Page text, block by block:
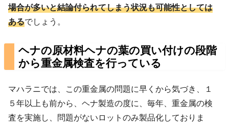
場合が多いと結論付られてしまう状況も可能性としては
あるでしょう。
ヘナの原材料ヘナの葉の買い付けの段階
から重金属検査を行っている
マハラニでは、この重金属の問題に早くから気づき、１
５年以上も前から、ヘナ製造の度に、毎年、重金属の検
査を実施し、問題がないロットのみ製品化しておりま